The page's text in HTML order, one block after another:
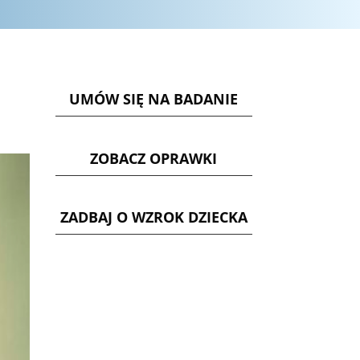
UMÓW SIĘ NA BADANIE
ZOBACZ OPRAWKI
ZADBAJ O WZROK DZIECKA